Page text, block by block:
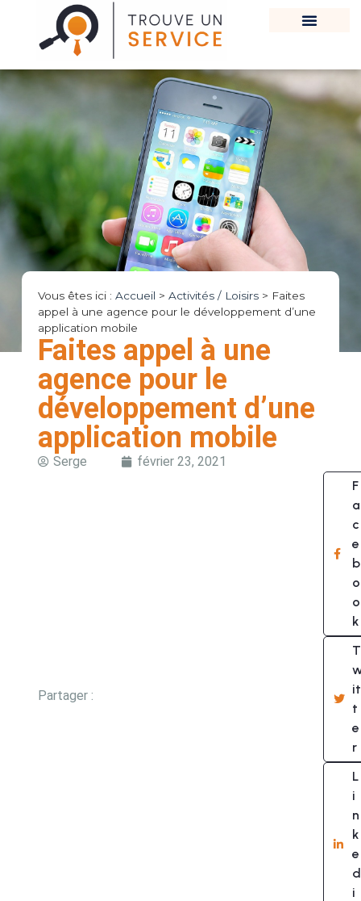
Vous êtes ici : Accueil > Activités / Loisirs> Faites
appel à une agence pour le développement d’une
application mobile
Faites appel à une
agence pour le
développement d’une
application mobile
Serge février 23, 2021
Partager :
F
a
c
e
b
o
o
k
T
it
t
e
r
L
i
n
k
e
d
i